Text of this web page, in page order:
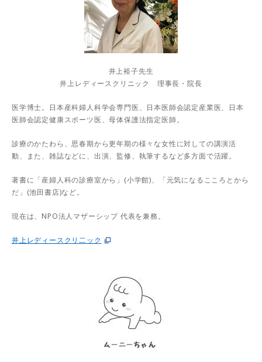
井上裕子先生
井上レディースクリニック 理事長・院長
医学博士。日本産科婦人科学会専門医、日本医師会認定産業医、日本
医師会認定健康スポーツ医、母体保護法指定医師。
診療のかたわら、思春期から更年期の様々な女性に対しての講演活
動、また、雑誌などに、出演、監修、執筆するなど多方面で活躍。
著書に「産婦人科の診療室から」(小学館)、「元気になるこころとから
だ」(池田書店)など。
現在は、NPO法人マザーシップ 代表を兼務。
井上レディースクリ二ック